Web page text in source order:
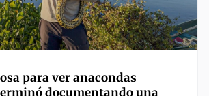
para ver anacondas
documentando una